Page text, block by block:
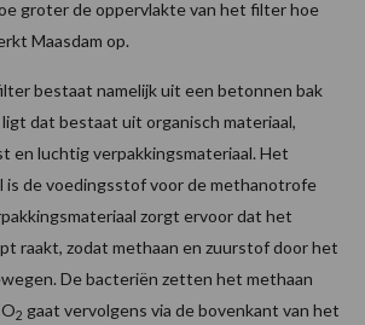
groter de oppervlakte van het filter hoe
Maasdam op.
bestaat namelijk uit een betonnen bak
dat bestaat uit organisch materiaal,
en luchtig verpakkingsmateriaal. Het
is de voedingsstof voor de methanotrofe
zorgt ervoor dat het
raakt, zodat methaan en zuurstof door het
De bacteriën zetten het methaan
2 gaat vervolgens via de bovenkant van het